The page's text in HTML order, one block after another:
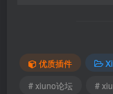
优质插件
# xiuno论坛
#